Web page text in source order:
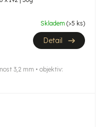
M
A
Skladem (>5 ks)
Detail
3,2 mm • objektiv: